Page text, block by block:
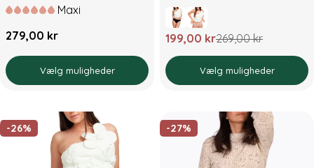
Maxi
Normal
279,00 kr
Vælg muligheder
Udsalgspris
199,00 kr
Normal
pris
269,00 kr
Vælg muligheder
-26% -27%